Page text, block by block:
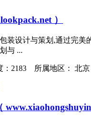
）
装设计与策划,通过完
与 ...
2183 所属地区： 北京